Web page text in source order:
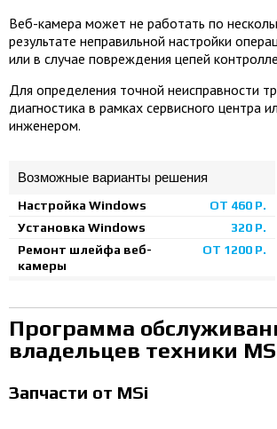
Веб-камера может не работать по
результате неправильной настройки
или в случае повреждения цепей
Для определения точной неисправности
диагностика в рамках сервисного центра
инженером.
Возможные варианты решения
Настройка Windows
ОТ 460 Р.
Установка Windows
320 Р.
Ремонт шлейфа веб-
камеры
ОТ 1200 Р.
Программа
владельцев техники
Запчасти от MSi